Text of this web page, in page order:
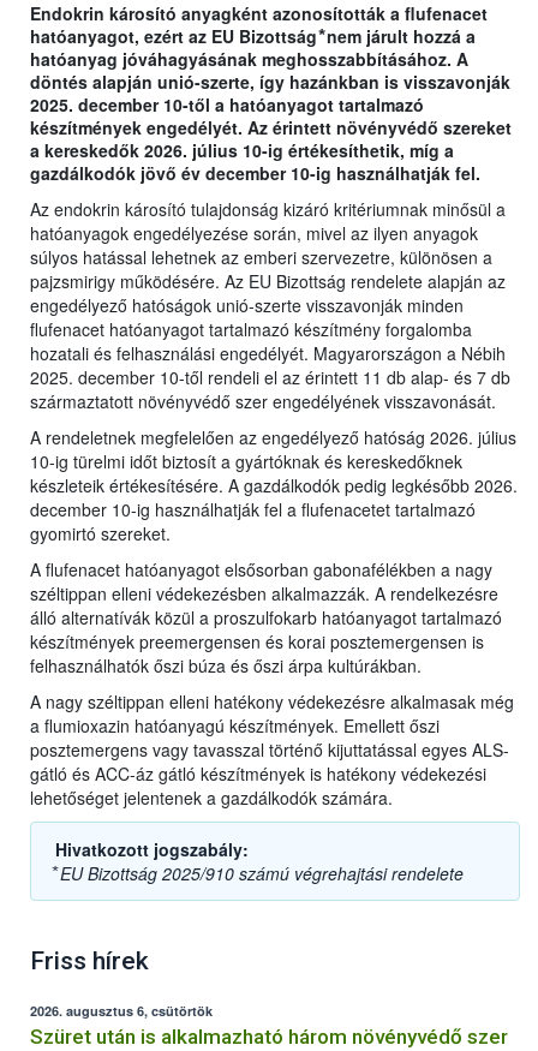
Endokrin károsító anyagként azonosították a flufenacet
hatóanyagot, ezért az EU Bizottság ⃰ nem járult hozzá a
hatóanyag jóváhagyásának meghosszabbításához. A
döntés alapján unió-szerte, így hazánkban is visszavonják
2025. december 10-től a hatóanyagot tartalmazó
készítmények engedélyét. Az érintett növényvédő szereket
a kereskedők 2026. július 10-ig értékesíthetik, míg a
gazdálkodók jövő év december 10-ig használhatják fel.
Az endokrin károsító tulajdonság kizáró kritériumnak minősül a
hatóanyagok engedélyezése során, mivel az ilyen anyagok
súlyos hatással lehetnek az emberi szervezetre, különösen a
pajzsmirigy működésére. Az EU Bizottság rendelete alapján az
engedélyező hatóságok unió-szerte visszavonják minden
flufenacet hatóanyagot tartalmazó készítmény forgalomba
hozatali és felhasználási engedélyét. Magyarországon a Nébih
2025. december 10-től rendeli el az érintett 11 db alap- és 7 db
származtatott növényvédő szer engedélyének visszavonását.
A rendeletnek megfelelően az engedélyező hatóság 2026. július
10-ig türelmi időt biztosít a gyártóknak és kereskedőknek
készleteik értékesítésére. A gazdálkodók pedig legkésőbb 2026.
december 10-ig használhatják fel a flufenacetet tartalmazó
gyomirtó szereket.
A flufenacet hatóanyagot elsősorban gabonafélékben a nagy
széltippan elleni védekezésben alkalmazzák. A rendelkezésre
álló alternatívák közül a proszulfokarb hatóanyagot tartalmazó
készítmények preemergensen és korai posztemergensen is
felhasználhatók őszi búza és őszi árpa kultúrákban.
A nagy széltippan elleni hatékony védekezésre alkalmasak még
a flumioxazin hatóanyagú készítmények. Emellett őszi
posztemergens vagy tavasszal történő kijuttatással egyes ALS-
gátló és ACC-áz gátló készítmények is hatékony védekezési
lehetőséget jelentenek a gazdálkodók számára.
Hivatkozott jogszabály:
⃰ EU Bizottság 2025/910 számú végrehajtási rendelete
Friss hírek
2026. augusztus 6, csütörtök
Szüret után is alkalmazható három növényvédő szer